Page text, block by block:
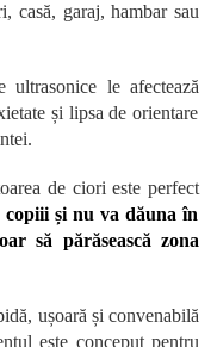
casă, garaj, hambar sau
ultrasonice le afectează
și lipsa de orientare
de ciori este perfect
copiii și nu va dăuna în
să părăsească zona
ușoară și convenabilă
este conceput pentru